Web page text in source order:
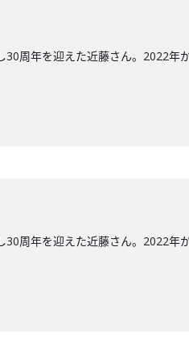
周年を迎えた近藤さん。2022年
周年を迎えた近藤さん。2022年